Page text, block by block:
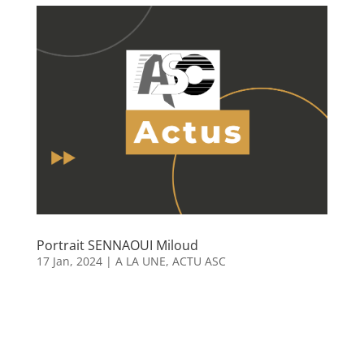
Portrait SENNAOUI Miloud
17 Jan, 2024| A LA UNE, ACTU ASC